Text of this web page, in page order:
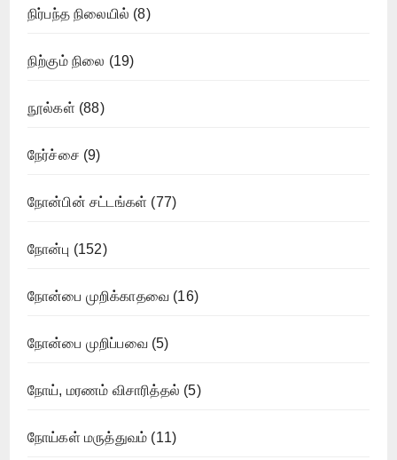
நிர்பந்த நிலையில் (8)
நிற்கும் நிலை (19)
நூல்கள் (88)
நேர்ச்சை (9)
நோன்பின் சட்டங்கள் (77)
நோன்பு (152)
நோன்பை முறிக்காதவை (16)
நோன்பை முறிப்பவை(5)
நோய், மரணம் விசாரித்தல் (5)
நோய்கள் மருத்துவம் (11)